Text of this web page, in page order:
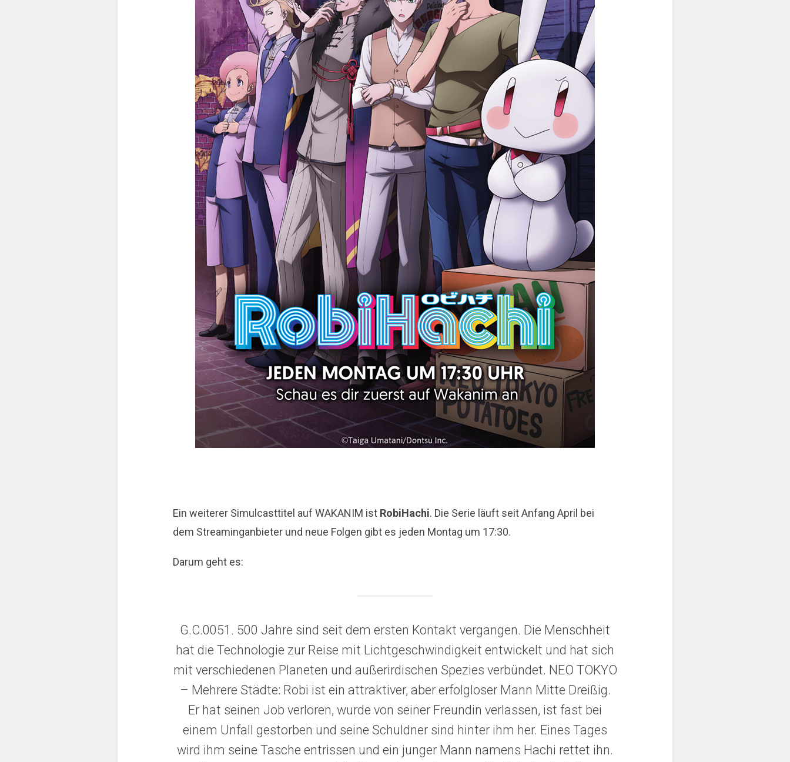
Ein weiterer Simulcasttitel auf WAKANIM ist RobiHachi. Die Serie läuft seit Anfang April bei
dem Streaminganbieter und neue Folgen gibt es jeden Montag um 17:30.
Darum geht es:
G.C.0051. 500 Jahre sind seit dem ersten Kontakt vergangen. Die Menschheit
hat die Technologie zur Reise mit Lichtgeschwindigkeit entwickelt und hat sich
mit verschiedenen Planeten und außerirdischen Spezies verbündet. NEO TOKYO
– Mehrere Städte: Robi ist ein attraktiver, aber erfolgloser Mann Mitte Dreißig.
Er hat seinen Job verloren, wurde von seiner Freundin verlassen, ist fast bei
einem Unfall gestorben und seine Schuldner sind hinter ihm her. Eines Tages
wird ihm seine Tasche entrissen und ein junger Mann namens Hachi rettet ihn.